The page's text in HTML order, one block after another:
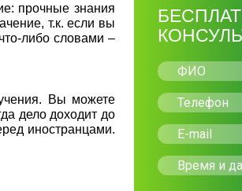
прочные знания
т.к. если вы
либо словами –
Вы можете
дело доходит до
иностранцами.